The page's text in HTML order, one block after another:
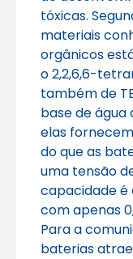
tóxicas.
materiais
orgânicos
o 2,2,6,6-
também de
base de
elas
do que as
uma tensão
capacidade é
com apenas
Para a
baterias